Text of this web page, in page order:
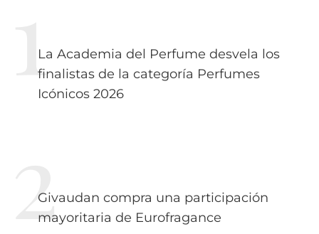
La Academia del Perfume desvela los
finalistas de la categoría Perfumes
Icónicos 2026
Givaudan compra una participación
mayoritaria de Eurofragance